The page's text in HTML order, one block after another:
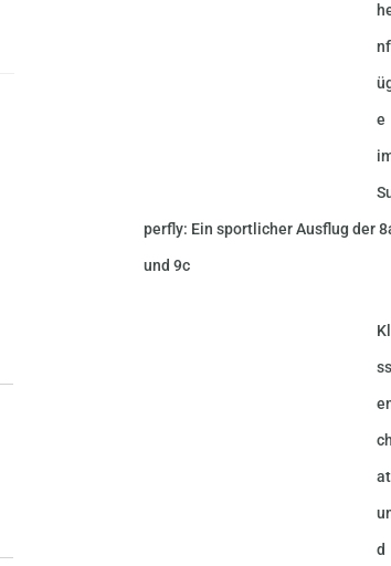
nfl
e
perfly: Ein sportlicher Ausflug der
und 9c
ss
ch
at
d